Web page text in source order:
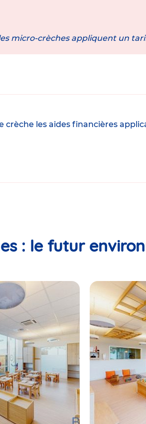
micro-crèches appliquent un
les aides financières
: le futur